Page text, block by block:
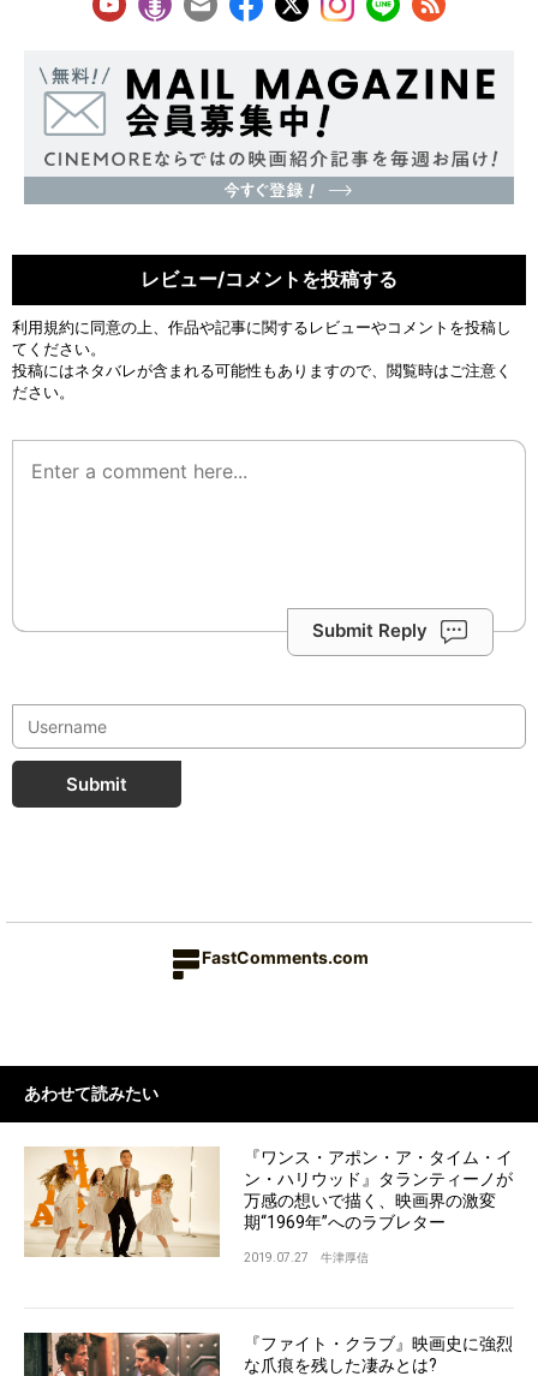
レビュー/コメントを投稿する
利用規約に同意の上、作品や記事に関するレビューやコメントを投稿し
てください。
投稿にはネタバレが含まれる可能性もありますので、閲覧時はご注意く
ださい。
Submit Reply
Submit
FastComments.com
あわせて読みたい
『ワンス・アポン・ア・タイム・イ
ン・ハリウッド』タランティーノが
万感の想いで描く、映画界の激変
期“1969年”へのラブレター
2019.07.27 牛津厚信
『ファイト・クラブ』映画史に強烈
な爪痕を残した凄みとは?